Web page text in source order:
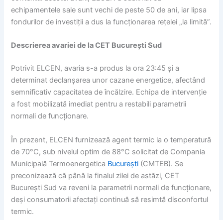
echipamentele sale sunt vechi de peste 50 de ani, iar lipsa
fondurilor de investiții a dus la funcționarea rețelei „la limită”.
Descrierea avariei de la CET București Sud
Potrivit ELCEN, avaria s-a produs la ora 23:45 și a
determinat declanșarea unor cazane energetice, afectând
semnificativ capacitatea de încălzire. Echipa de intervenție
a fost mobilizată imediat pentru a restabili parametrii
normali de funcționare.
În prezent, ELCEN furnizează agent termic la o temperatură
de 70°C, sub nivelul optim de 88°C solicitat de Compania
Municipală Termoenergetica București (CMTEB). Se
preconizează că până la finalul zilei de astăzi, CET
București Sud va reveni la parametrii normali de funcționare,
deși consumatorii afectați continuă să resimtă disconfortul
termic.